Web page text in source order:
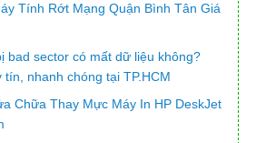
Tính Rớt Mạng Quận Bình Tân Giá
bad sector có mất dữ liệu không?
nhanh chóng tại TP.HCM
Chữa Thay Mực Máy In HP DeskJet